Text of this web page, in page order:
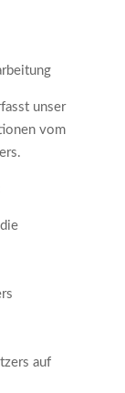
unser
vom
auf